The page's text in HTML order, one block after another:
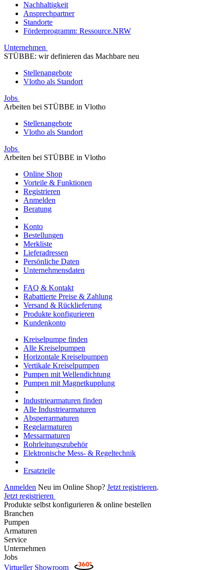
Nachhaltigkeit
Ansprechpartner
Standorte
Förderprogramm: Ressource.NRW
Unternehmen
STÜBBE: wir definieren das Machbare neu
Stellenangebote
Vlotho als Standort
Jobs
Arbeiten bei STÜBBE in Vlotho
Stellenangebote
Vlotho als Standort
Jobs
Arbeiten bei STÜBBE in Vlotho
Online Shop
Vorteile & Funktionen
Registrieren
Anmelden
Beratung
Konto
Bestellungen
Merkliste
Lieferadressen
Persönliche Daten
Unternehmensdaten
FAQ & Kontakt
Rabattierte Preise & Zahlung
Versand & Rücklieferung
Produkte konfigurieren
Kundenkonto
Kreiselpumpe finden
Alle Kreiselpumpen
Horizontale Kreiselpumpen
Vertikale Kreiselpumpen
Pumpen mit Wellendichtung
Pumpen mit Magnetkupplung
Industriearmaturen finden
Alle Industriearmaturen
Absperrarmaturen
Regelarmaturen
Messarmaturen
Rohrleitungszubehör
Elektronische Mess- & Regeltechnik
Ersatzteile
Anmelden Neu im Online Shop? Jetzt registrieren.
Jetzt registrieren
Produkte selbst konfigurieren & online bestellen
Branchen
Pumpen
Armaturen
Service
Unternehmen
Jobs
Virtueller Showroom